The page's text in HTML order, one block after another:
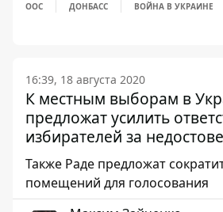
ООС ДОНБАСС ВОЙНА В УКРАИНЕ
16:39, 18 августа 2020
К местным выборам в
предложат усилить
избирателей за
Также Раде предложат
помещений для голосования